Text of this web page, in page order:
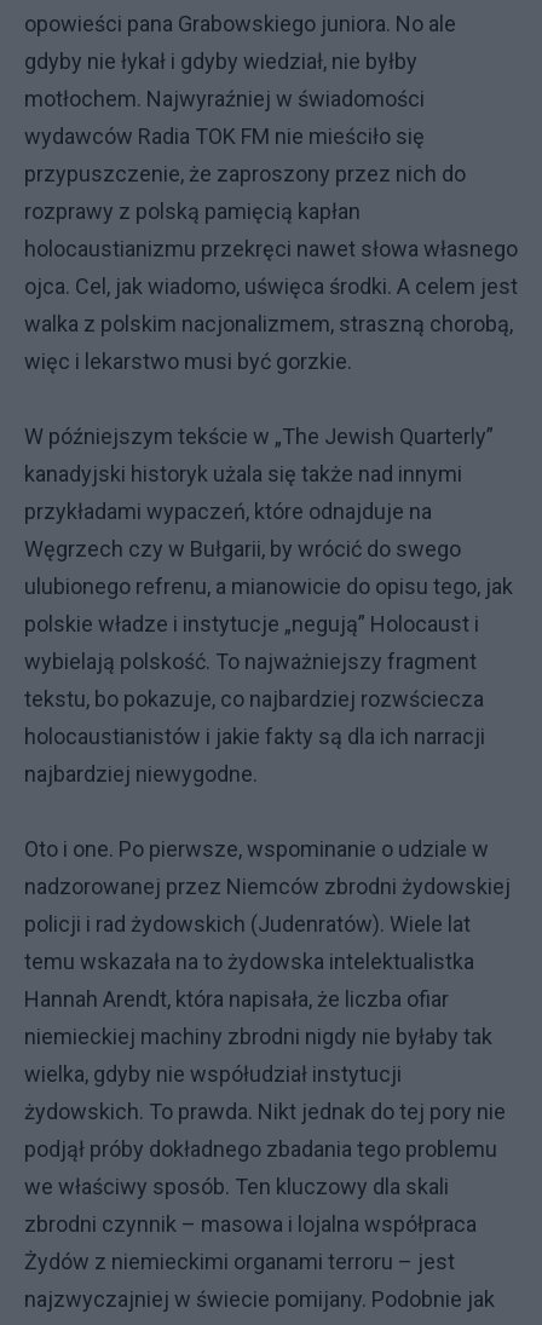
opowieści pana Grabowskiego juniora. No ale
gdyby nie łykał i gdyby wiedział, nie byłby
motłochem. Najwyraźniej w świadomości
wydawców Radia TOK FM nie mieściło się
przypuszczenie, że zaproszony przez nich do
rozprawy z polską pamięcią kapłan
holocaustianizmu przekręci nawet słowa własnego
ojca. Cel, jak wiadomo, uświęca środki. A celem jest
walka z polskim nacjonalizmem, straszną chorobą,
więc i lekarstwo musi być gorzkie.
W późniejszym tekście w „The Jewish Quarterly”
kanadyjski historyk użala się także nad innymi
przykładami wypaczeń, które odnajduje na
Węgrzech czy w Bułgarii, by wrócić do swego
ulubionego refrenu, a mianowicie do opisu tego, jak
polskie władze i instytucje „negują” Holocaust i
wybielają polskość. To najważniejszy fragment
tekstu, bo pokazuje, co najbardziej rozwściecza
holocaustianistów i jakie fakty są dla ich narracji
najbardziej niewygodne.
Oto i one. Po pierwsze, wspominanie o udziale w
nadzorowanej przez Niemców zbrodni żydowskiej
policji i rad żydowskich (Judenratów). Wiele lat
temu wskazała na to żydowska intelektualistka
Hannah Arendt, która napisała, że liczba ofiar
niemieckiej machiny zbrodni nigdy nie byłaby tak
wielka, gdyby nie współudział instytucji
żydowskich. To prawda. Nikt jednak do tej pory nie
podjął próby dokładnego zbadania tego problemu
we właściwy sposób. Ten kluczowy dla skali
zbrodni czynnik – masowa i lojalna współpraca
Żydów z niemieckimi organami terroru – jest
najzwyczajniej w świecie pomijany. Podobnie jak